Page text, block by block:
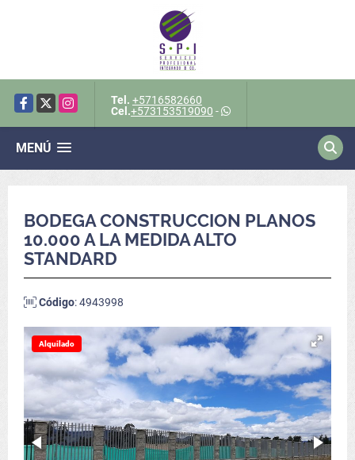
Facebook
X Instagram Tel. +5716582660
Cel.+573153519090 -
MENÚ
BODEGA CONSTRUCCION PLANOS
10.000 A LA MEDIDA ALTO
STANDARD
Código: 4943998
Alquilado